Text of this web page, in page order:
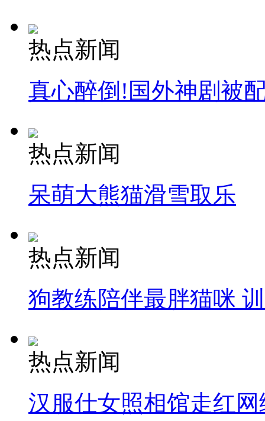
热点新闻
真心醉倒!国外神剧被
热点新闻
呆萌大熊猫滑雪取乐
热点新闻
狗教练陪伴最胖猫咪
热点新闻
汉服仕女照相馆走红网